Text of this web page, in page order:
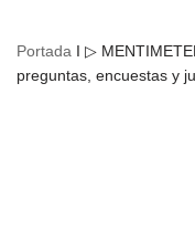
Portada I ▷
preguntas, encuestas y